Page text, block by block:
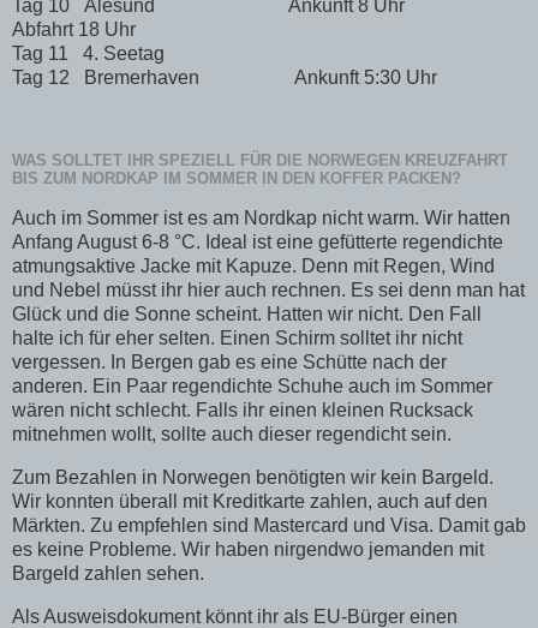
Tag 10
Ålesund
Ankunft 8 Uhr
Abfahrt 18 Uhr
Tag 11
4. Seetag
Tag 12
Bremerhaven Ankunft 5:30 Uhr
WAS SOLLTET IHR SPEZIELL FÜR DIE NORWEGEN KREUZFAHRT
BIS ZUM NORDKAP IM SOMMER IN DEN KOFFER PACKEN?
Auch im Sommer ist es am Nordkap nicht warm. Wir hatten
Anfang August 6-8 °C. Ideal ist eine gefütterte regendichte
atmungsaktive Jacke mit Kapuze. Denn mit Regen, Wind
und Nebel müsst ihr hier auch rechnen. Es sei denn man hat
Glück und die Sonne scheint. Hatten wir nicht. Den Fall
halte ich für eher selten. Einen Schirm solltet ihr nicht
vergessen. In Bergen gab es eine Schütte nach der
anderen. Ein Paar regendichte Schuhe auch im Sommer
wären nicht schlecht. Falls ihr einen kleinen Rucksack
mitnehmen wollt, sollte auch dieser regendicht sein.
Zum Bezahlen in Norwegen benötigten wir kein Bargeld.
Wir konnten überall mit Kreditkarte zahlen, auch auf den
Märkten. Zu empfehlen sind Mastercard und Visa. Damit gab
es keine Probleme. Wir haben nirgendwo jemanden mit
Bargeld zahlen sehen.
Als Ausweisdokument könnt ihr als EU-Bürger einen